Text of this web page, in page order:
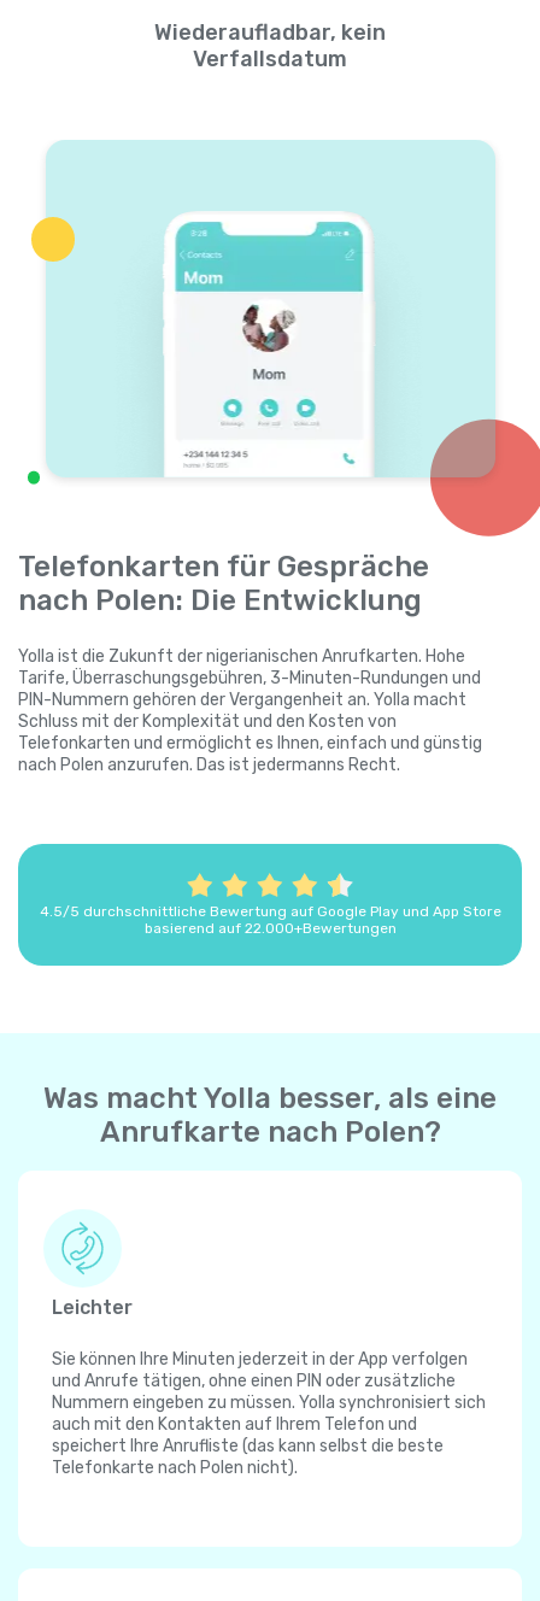
Wiederaufladbar, kein
Verfallsdatum
Telefonkarten für Gespräche
nach Polen: Die Entwicklung
Yolla ist die Zukunft der nigerianischen Anrufkarten. Hohe
Tarife, Überraschungsgebühren, 3-Minuten-Rundungen und
PIN-Nummern gehören der Vergangenheit an. Yolla macht
Schluss mit der Komplexität und den Kosten von
Telefonkarten und ermöglicht es Ihnen, einfach und günstig
nach Polen anzurufen. Das ist jedermanns Recht.
4.5/5 durchschnittliche Bewertung auf Google Play und App Store
basierend auf 22.000+Bewertungen
Was macht Yolla besser, als eine
Anrufkarte nach Polen?
Leichter
Sie können Ihre Minuten jederzeit in der App verfolgen
und Anrufe tätigen, ohne einen PIN oder zusätzliche
Nummern eingeben zu müssen. Yolla synchronisiert sich
auch mit den Kontakten auf Ihrem Telefon und
speichert Ihre Anrufliste (das kann selbst die beste
Telefonkarte nach Polen nicht).